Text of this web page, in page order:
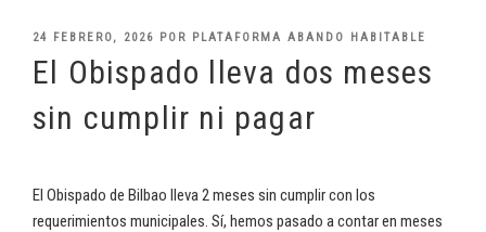
PUBLICADO
24 FEBRERO, 2026 POR PLATAFORMA ABANDO HABITABLE
El Obispado lleva dos meses
sin cumplir ni pagar
El Obispado de Bilbao lleva 2 meses sin cumplir con los
requerimientos municipales. Sí, hemos pasado a contar en meses